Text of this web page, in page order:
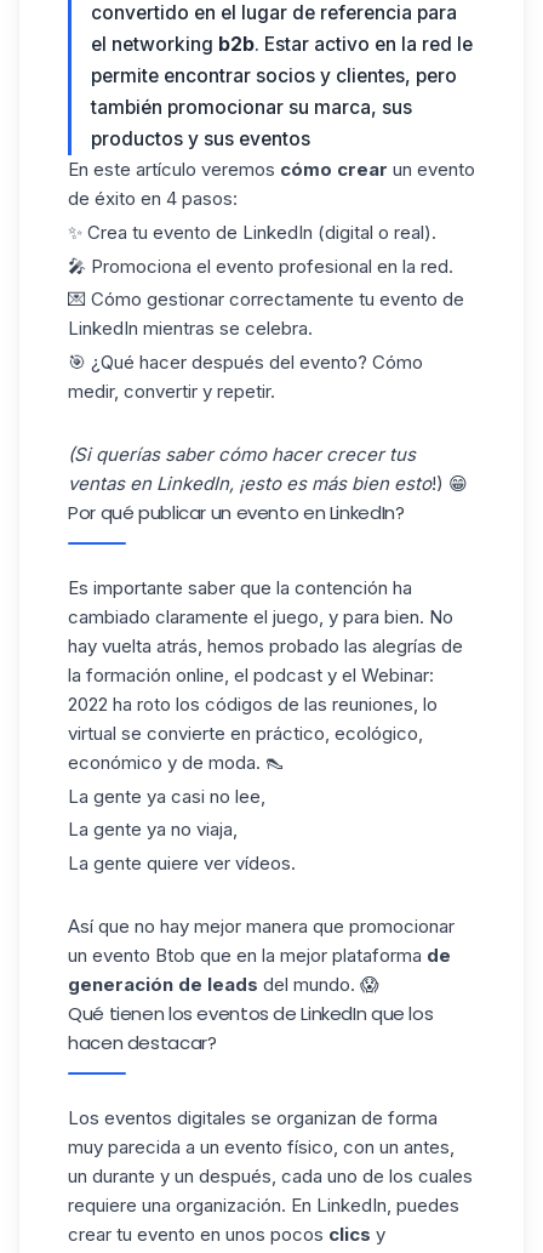
convertido en el lugar de referencia para
el networking b2b. Estar activo en la red le
permite encontrar socios y clientes, pero
también promocionar su marca, sus
productos y sus eventos
En este artículo veremos cómo crear un evento
de éxito en 4 pasos:
✨ Crea tu evento de LinkedIn (digital o real).
🎤 Promociona el evento profesional en la red.
💌 Cómo gestionar correctamente tu evento de
LinkedIn mientras se celebra.
🎯 ¿Qué hacer después del evento? Cómo
medir, convertir y repetir.
(Si querías saber cómo hacer crecer tus
ventas en LinkedIn, ¡esto esmás bien esto!) 😁
Por qué publicar un evento en LinkedIn?
Es importante saber que la contención ha
cambiado claramente el juego, y para bien. No
hay vuelta atrás, hemos probado las alegrías de
la formación online, el podcast y el Webinar:
2022 ha roto los códigos de las reuniones, lo
virtual se convierte en práctico, ecológico,
económico y de moda. 👠
La gente ya casi no lee,
La gente ya no viaja,
La gente quiere ver vídeos.
Así que no hay mejor manera que promocionar
un evento Btob que en la mejor plataforma de
generación de leads del mundo. 😱
Qué tienen los eventos de LinkedIn que los
hacen destacar?
Los eventos digitales se organizan de forma
muy parecida a un evento físico, con un antes,
un durante y un después, cada uno de los cuales
requiere una organización. En LinkedIn, puedes
crear tu evento en unos pocos clics y